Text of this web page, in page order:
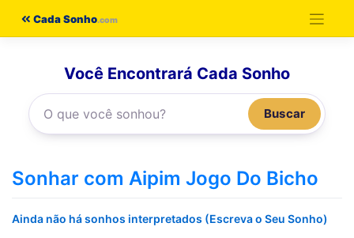
Cada Sonho
Você Encontrará Cada Sonho
Buscar
Sonhar com Aipim Jogo Do Bicho
Ainda não há sonhos interpretados (Escreva o Seu Sonho)